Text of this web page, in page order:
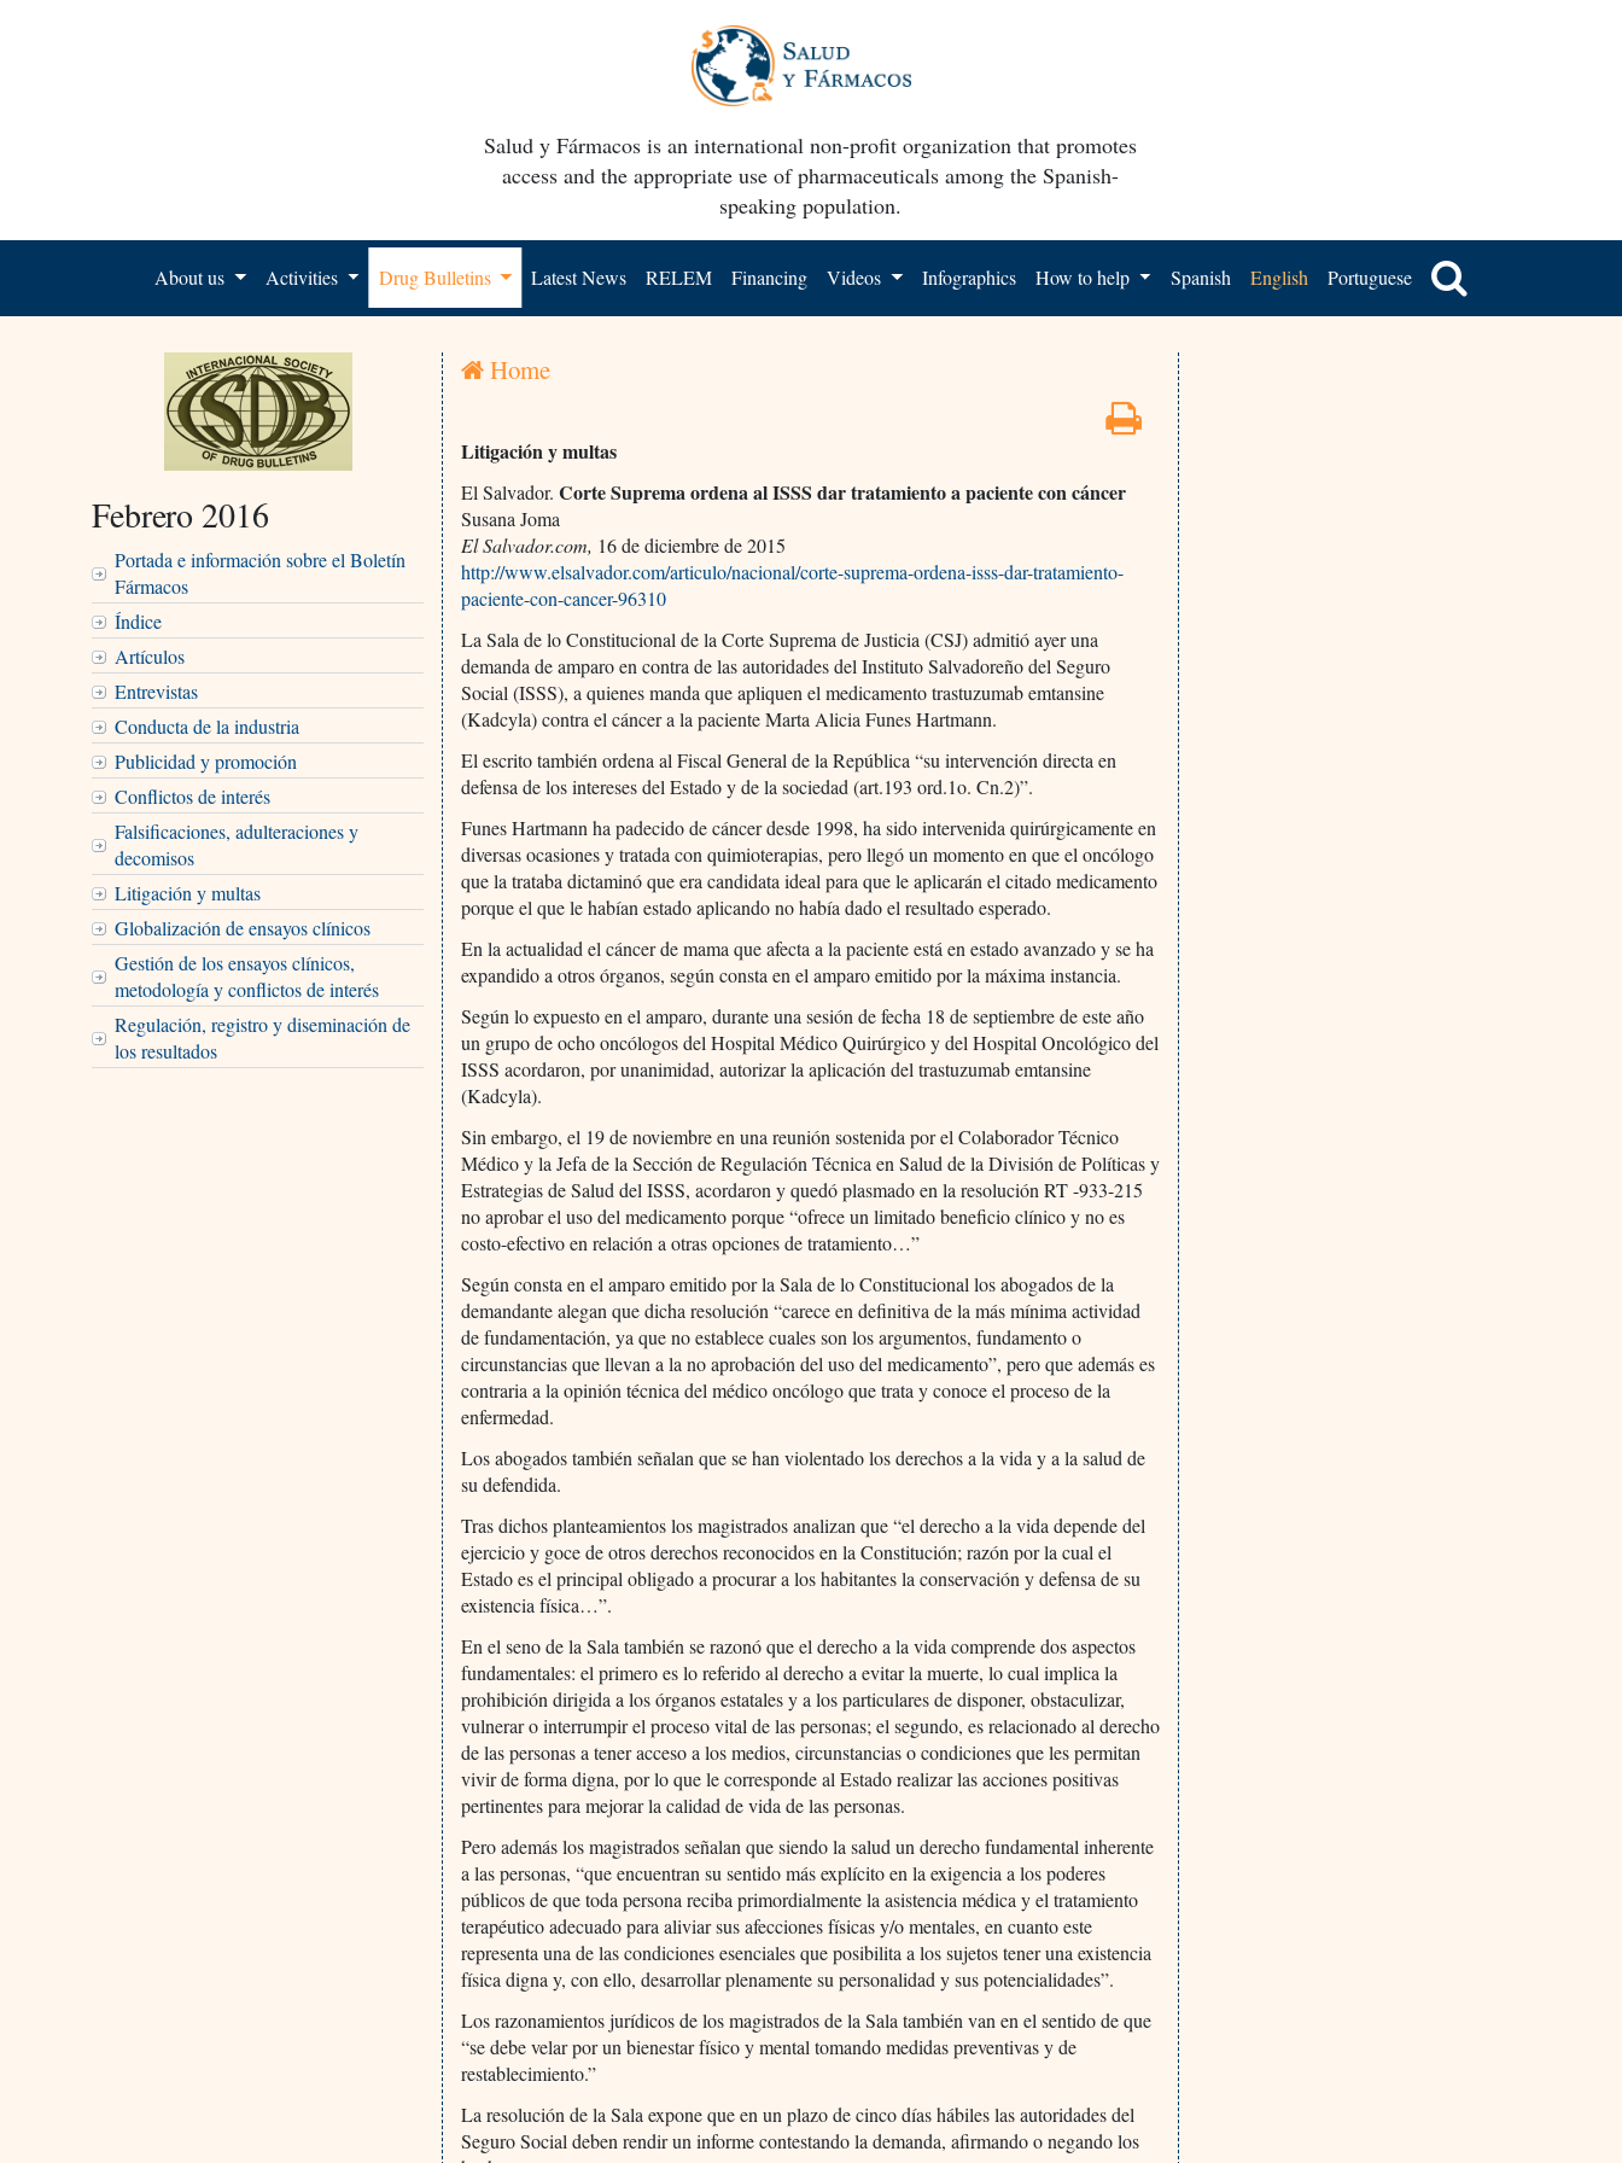
Salud y Fármacos is an international non-profit organization that promotes
access and the appropriate use of pharmaceuticals among the Spanish-
speaking population.
About us Activities Drug Bulletins Latest News RELEM Financing Videos Infographics How to help Spanish English Portuguese
Febrero 2016
Portada e información sobre el Boletín
Fármacos
Índice
Artículos
Entrevistas
Conducta de la industria
Publicidad y promoción
Conflictos de interés
Falsificaciones, adulteraciones y
decomisos
Litigación y multas
Globalización de ensayos clínicos
Gestión de los ensayos clínicos,
metodología y conflictos de interés
Regulación, registro y diseminación de
los resultados
Home
Litigación y multas
El Salvador.Corte Suprema ordena al ISSS dar tratamiento a paciente con cáncer
Susana Joma
El Salvador.com, 16 de diciembre de 2015
http://www.elsalvador.com/articulo/nacional/corte-suprema-ordena-isss-dar-tratamiento-
paciente-con-cancer-96310
La Sala de lo Constitucional de la Corte Suprema de Justicia (CSJ) admitió ayer una
demanda de amparo en contra de las autoridades del Instituto Salvadoreño del Seguro
Social (ISSS), a quienes manda que apliquen el medicamento trastuzumab emtansine
(Kadcyla) contra el cáncer a la paciente Marta Alicia Funes Hartmann.
El escrito también ordena al Fiscal General de la República “su intervención directa en
defensa de los intereses del Estado y de la sociedad (art.193 ord.1o. Cn.2)”.
Funes Hartmann ha padecido de cáncer desde 1998, ha sido intervenida quirúrgicamente en
diversas ocasiones y tratada con quimioterapias, pero llegó un momento en que el oncólogo
que la trataba dictaminó que era candidata ideal para que le aplicarán el citado medicamento
porque el que le habían estado aplicando no había dado el resultado esperado.
En la actualidad el cáncer de mama que afecta a la paciente está en estado avanzado y se ha
expandido a otros órganos, según consta en el amparo emitido por la máxima instancia.
Según lo expuesto en el amparo, durante una sesión de fecha 18 de septiembre de este año
un grupo de ocho oncólogos del Hospital Médico Quirúrgico y del Hospital Oncológico del
ISSS acordaron, por unanimidad, autorizar la aplicación del trastuzumab emtansine
(Kadcyla).
Sin embargo, el 19 de noviembre en una reunión sostenida por el Colaborador Técnico
Médico y la Jefa de la Sección de Regulación Técnica en Salud de la División de Políticas y
Estrategias de Salud del ISSS, acordaron y quedó plasmado en la resolución RT -933-215
no aprobar el uso del medicamento porque “ofrece un limitado beneficio clínico y no es
costo-efectivo en relación a otras opciones de tratamiento…”
Según consta en el amparo emitido por la Sala de lo Constitucional los abogados de la
demandante alegan que dicha resolución “carece en definitiva de la más mínima actividad
de fundamentación, ya que no establece cuales son los argumentos, fundamento o
circunstancias que llevan a la no aprobación del uso del medicamento”, pero que además es
contraria a la opinión técnica del médico oncólogo que trata y conoce el proceso de la
enfermedad.
Los abogados también señalan que se han violentado los derechos a la vida y a la salud de
su defendida.
Tras dichos planteamientos los magistrados analizan que “el derecho a la vida depende del
ejercicio y goce de otros derechos reconocidos en la Constitución; razón por la cual el
Estado es el principal obligado a procurar a los habitantes la conservación y defensa de su
existencia física…”.
En el seno de la Sala también se razonó que el derecho a la vida comprende dos aspectos
fundamentales: el primero es lo referido al derecho a evitar la muerte, lo cual implica la
prohibición dirigida a los órganos estatales y a los particulares de disponer, obstaculizar,
vulnerar o interrumpir el proceso vital de las personas; el segundo, es relacionado al derecho
de las personas a tener acceso a los medios, circunstancias o condiciones que les permitan
vivir de forma digna, por lo que le corresponde al Estado realizar las acciones positivas
pertinentes para mejorar la calidad de vida de las personas.
Pero además los magistrados señalan que siendo la salud un derecho fundamental inherente
a las personas, “que encuentran su sentido más explícito en la exigencia a los poderes
públicos de que toda persona reciba primordialmente la asistencia médica y el tratamiento
terapéutico adecuado para aliviar sus afecciones físicas y/o mentales, en cuanto este
representa una de las condiciones esenciales que posibilita a los sujetos tener una existencia
física digna y, con ello, desarrollar plenamente su personalidad y sus potencialidades”.
Los razonamientos jurídicos de los magistrados de la Sala también van en el sentido de que
“se debe velar por un bienestar físico y mental tomando medidas preventivas y de
restablecimiento.”
La resolución de la Sala expone que en un plazo de cinco días hábiles las autoridades del
Seguro Social deben rendir un informe contestando la demanda, afirmando o negando los